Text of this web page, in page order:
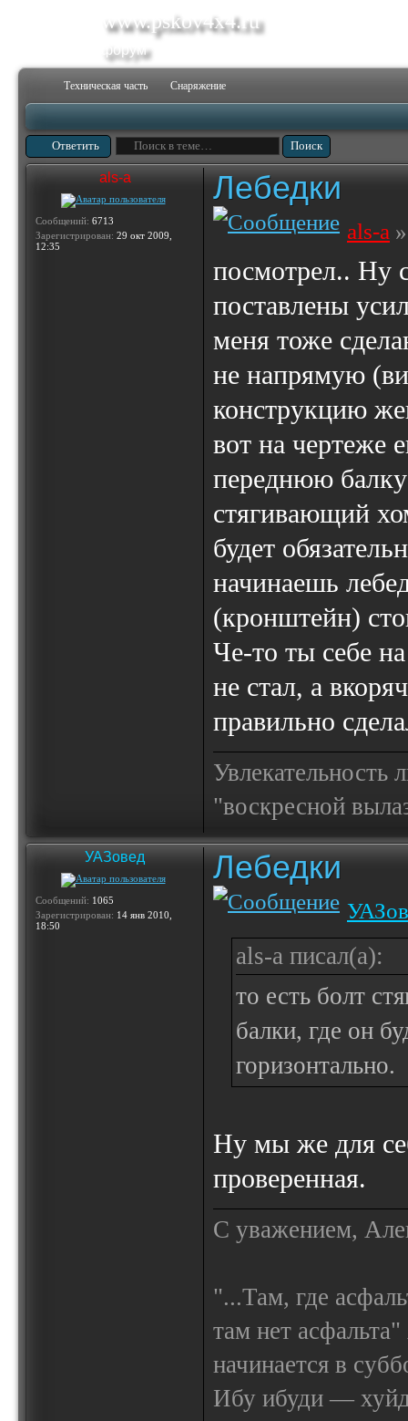
www.pskov4x4.ru
форум
Техническая часть Снаряжение
Ответить
als-a
Сообщений: 6713
Зарегистрирован: 29 окт 2009,
12:35
Лебедки
als-a
посмотрел.. Ну
поставлены
меня тоже
не напрямую
конструкцию
вот на чертеже
переднюю балку
стягивающий
будет
начинаешь
(кронштейн)
Че-то ты себе
не стал, а
правильно
Увлекательность
"воскресной
УАЗовед
Сообщений: 1065
Зарегистрирован: 14 янв 2010,
18:50
Лебедки
als-a писал(а):
то есть болт
балки, где он
горизонтально.
Ну мы же для
проверенная.
С уважением,
"...Там, где
там нет
начинается в
Ибу ибуди —